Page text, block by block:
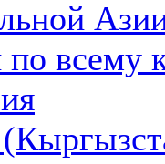
по всему